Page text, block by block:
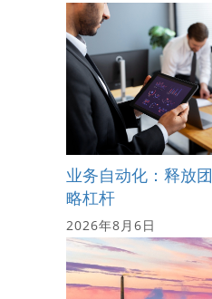
业务自动化：释放
略杠杆
2026年8月6日